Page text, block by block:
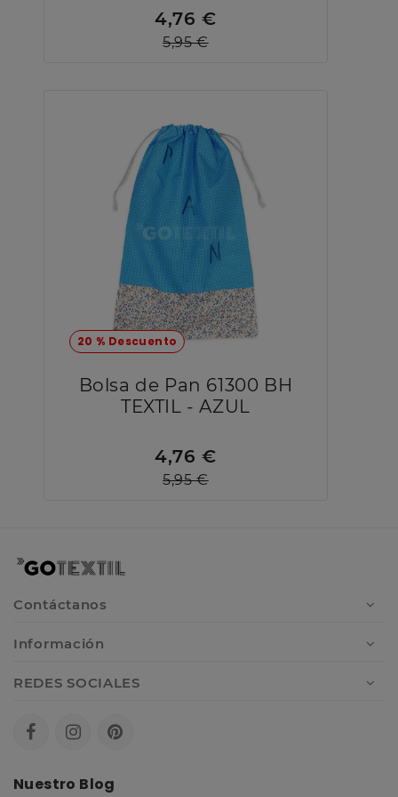
4,76 €
5,95 €
20 % Descuento
Bolsa de Pan 61300 BH
TEXTIL - AZUL
4,76 €
5,95 €
Contáctanos
Información
REDES SOCIALES
Nuestro Blog